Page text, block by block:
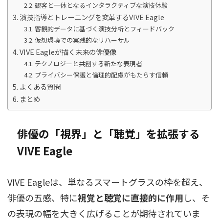
観客と一体となるインタラクティブな演技体験
演技指導とトレーニングを変革するVIVE Eagle
客観的データに基づく演技分析とフィードバック
仮想環境での実践的なリハーサル
VIVE Eagleが描く未来の俳優像
テクノロジーと共創する新たな表現者
プライバシー保護と倫理的配慮がもたらす信頼
よくある質問
まとめ
俳優の「視界」と「聴覚」を拡張する
VIVE Eagle
VIVE Eagleは、単なるスマートグラスの枠を超え、
俳優の五感、特に視覚と聴覚に直接的に作用し、そ
の表現の幅を大きく広げることが期待されていま